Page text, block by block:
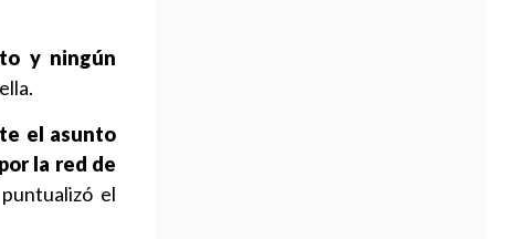
y ningún
el asunto
la red de
el